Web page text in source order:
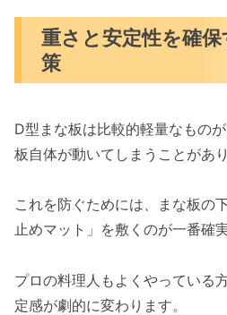
重さと安定性を確
策
D型まな板は比較的軽量なもの
板自体が動いてしまうことがあり
これを防ぐためには、まな板の
止めマット」を敷くのが一番確
プロの料理人もよくやっている
定感が劇的に変わります。